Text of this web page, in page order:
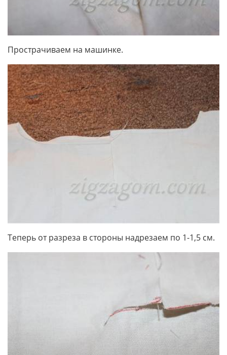
Прострачиваем на машинке.
Теперь от разреза в стороны надрезаем по 1-1,5 см.